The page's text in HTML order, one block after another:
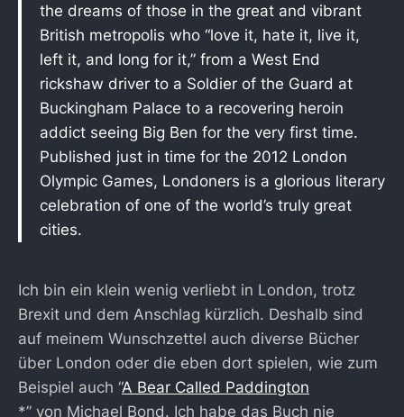
the dreams of those in the great and vibrant
British metropolis who “love it, hate it, live it,
left it, and long for it,” from a West End
rickshaw driver to a Soldier of the Guard at
Buckingham Palace to a recovering heroin
addict seeing Big Ben for the very first time.
Published just in time for the 2012 London
Olympic Games, Londoners is a glorious literary
celebration of one of the world’s truly great
cities.
Ich bin ein klein wenig verliebt in London, trotz
Brexit und dem Anschlag kürzlich. Deshalb sind
auf meinem Wunschzettel auch diverse Bücher
über London oder die eben dort spielen, wie zum
Beispiel auch “A Bear Called Paddington
*” von Michael Bond. Ich habe das Buch nie